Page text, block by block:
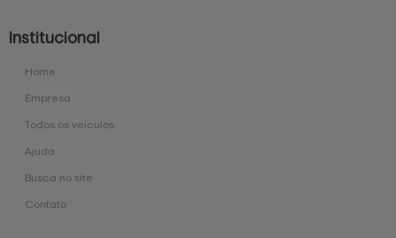
Institucional
Home
Empresa
Todos os veículos
Ajuda
Busca no site
Contato